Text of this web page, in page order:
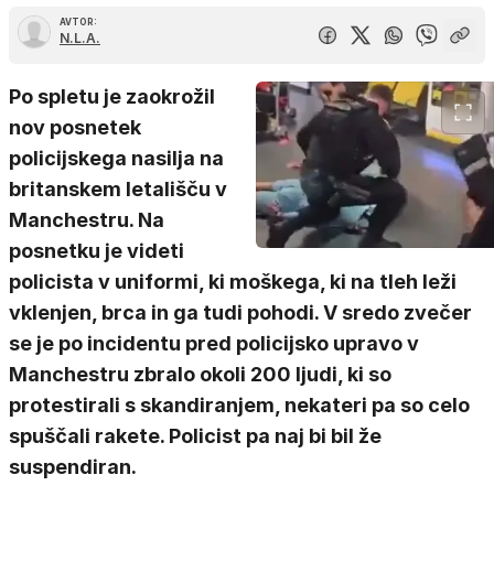
AVTOR:
N.L.A.
Po spletu je zaokrožil
nov posnetek
policijskega nasilja na
britanskem letališču v
Manchestru. Na
posnetku je videti
policista v uniformi, ki moškega, ki na tleh leži
vklenjen, brca in ga tudi pohodi. V sredo zvečer
se je po incidentu pred policijsko upravo v
Manchestru zbralo okoli 200 ljudi, ki so
protestirali s skandiranjem, nekateri pa so celo
spuščali rakete. Policist pa naj bi bil že
suspendiran.